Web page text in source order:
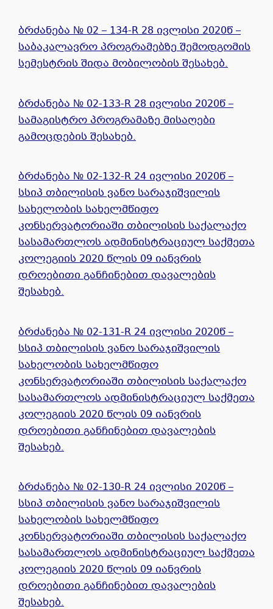
ბრძანება № 02 – 134-R 28 ივლისი 2020წ –
საბაკალავრო პროგრამებზე შემოდგომის
სემესტრის შიდა მობილობის შესახებ.
ბრძანება № 02-133-R 28 ივლისი 2020წ –
სამაგისტრო პროგრამაზე მისაღები
გამოცდების შესახებ.
ბრძანება № 02-132-R 24 ივლისი 2020წ –
სსიპ თბილისის ვანო სარაჯიშვილის
სახელობის სახელმწიფო
კონსერვატორიაში თბილისის საქალაქო
სასამართლოს ადმინისტრაციულ საქმეთა
კოლეგიის 2020 წლის 09 იანვრის
დროებითი განჩინებით დავალების
შესახებ.
ბრძანება № 02-131-R 24 ივლისი 2020წ –
სსიპ თბილისის ვანო სარაჯიშვილის
სახელობის სახელმწიფო
კონსერვატორიაში თბილისის საქალაქო
სასამართლოს ადმინისტრაციულ საქმეთა
კოლეგიის 2020 წლის 09 იანვრის
დროებითი განჩინებით დავალების
შესახებ.
ბრძანება № 02-130-R 24 ივლისი 2020წ –
სსიპ თბილისის ვანო სარაჯიშვილის
სახელობის სახელმწიფო
კონსერვატორიაში თბილისის საქალაქო
სასამართლოს ადმინისტრაციულ საქმეთა
კოლეგიის 2020 წლის 09 იანვრის
დროებითი განჩინებით დავალების
შესახებ.